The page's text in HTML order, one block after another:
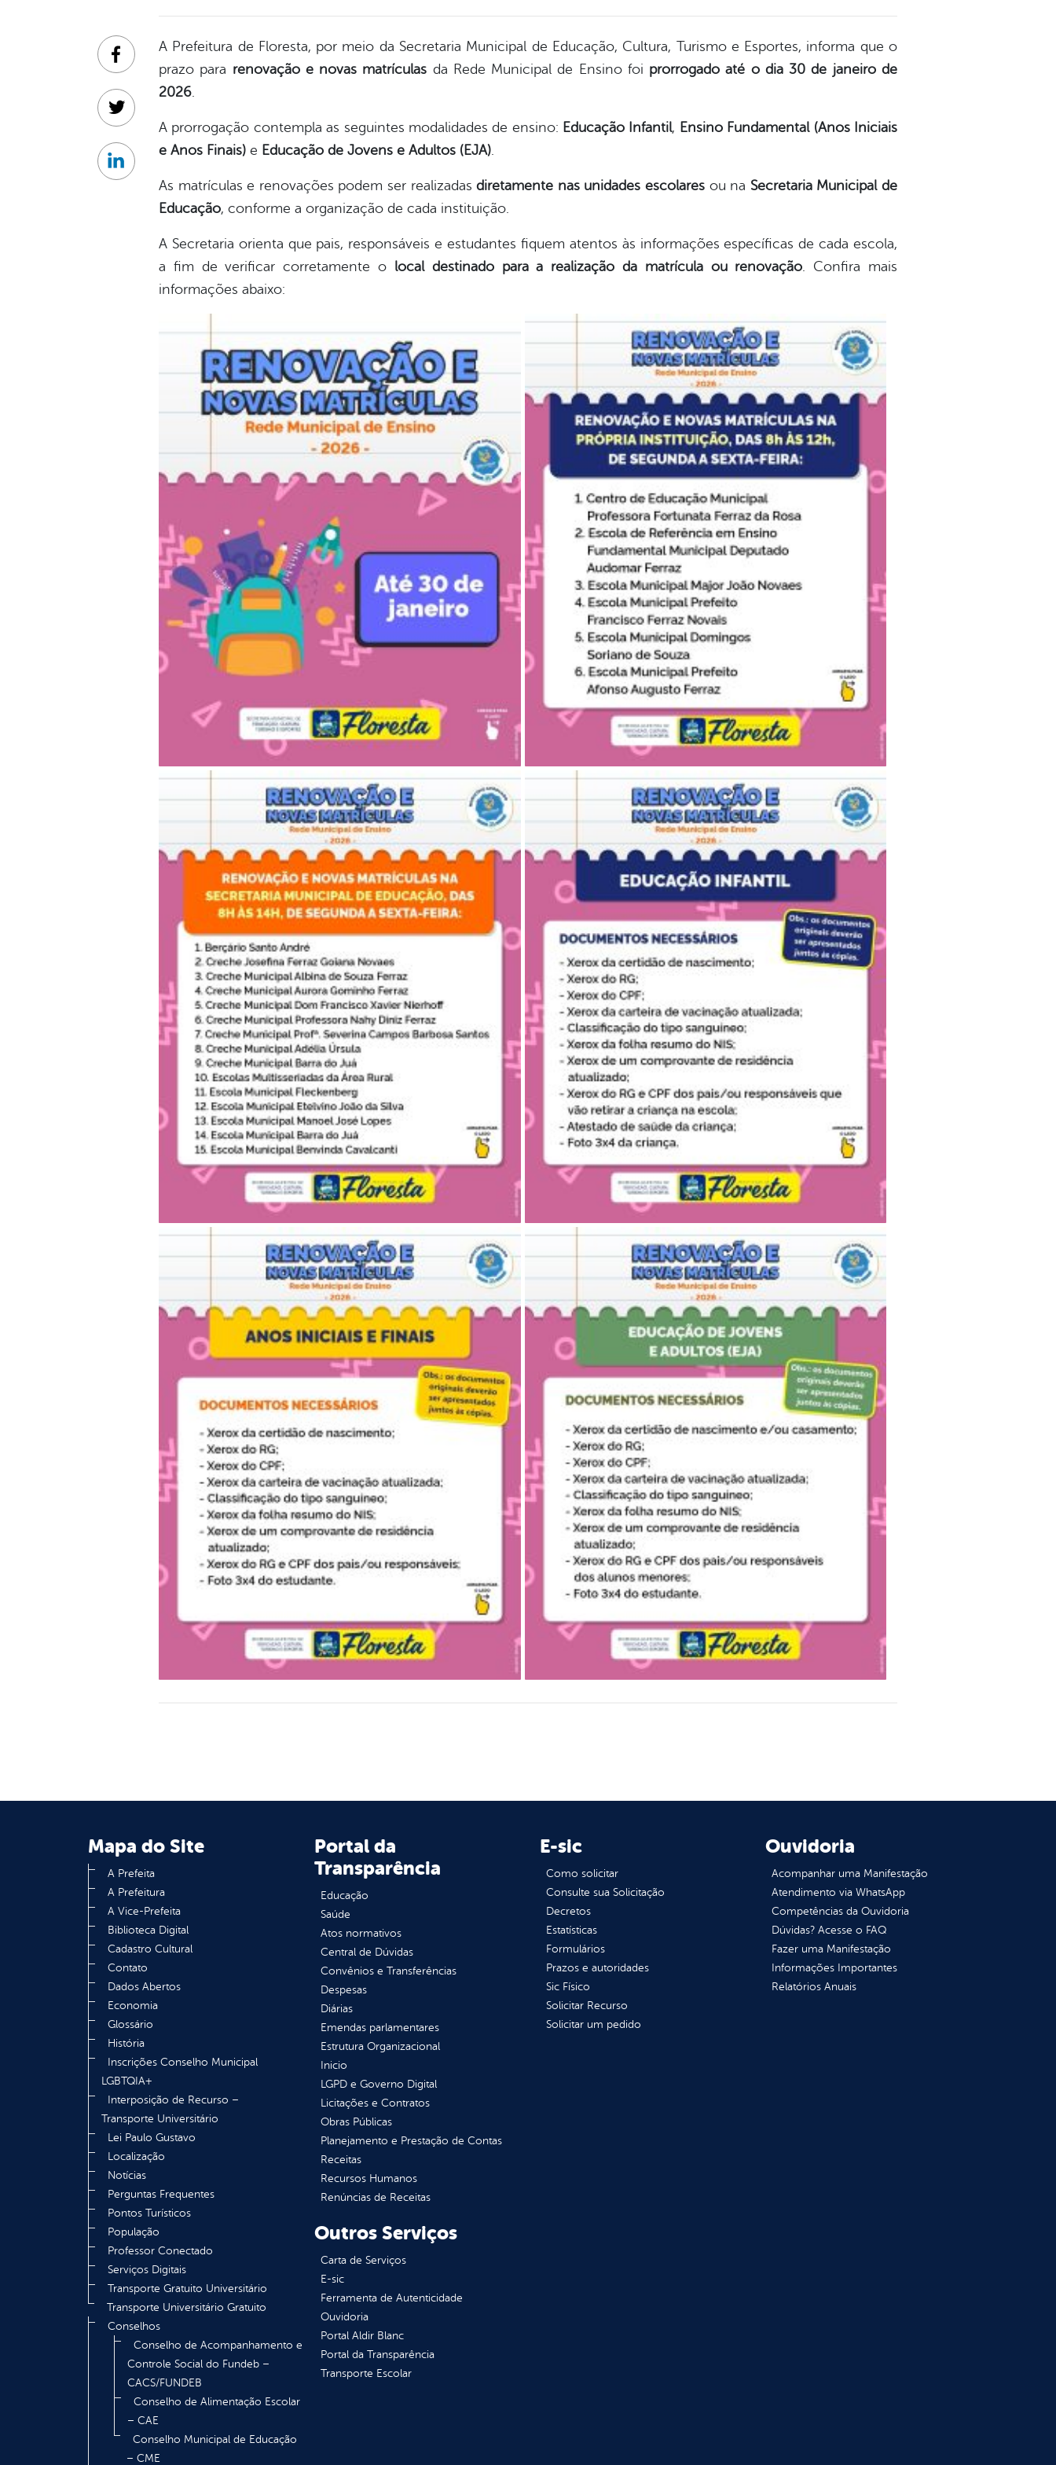
A Prefeitura de Floresta, por meio da Secretaria Municipal de Educação, Cultura, Turismo e Esportes, informa que o
prazo para renovação e novas matrículas da Rede Municipal de Ensino foi prorrogado até o dia 30 de janeiro de
2026.
A prorrogação contempla as seguintes modalidades de ensino: Educação Infantil, Ensino Fundamental (Anos Iniciais
e Anos Finais) e Educação de Jovens e Adultos (EJA).
As matrículas e renovações podem ser realizadasdiretamente nas unidades escolares ou na Secretaria Municipal de
Educação, conforme a organização de cada instituição.
A Secretaria orienta que pais, responsáveis e estudantes fiquem atentos às informações específicas de cada escola,
a fim de verificar corretamente o local destinado para a realização da matrícula ou renovação. Confira mais
informações abaixo:
Facebook
Twitter
Linkedin
Mapa do Site
A Prefeita
A Prefeitura
A Vice-Prefeita
Biblioteca Digital
Cadastro Cultural
Contato
Dados Abertos
Economia
Glossário
História
Inscrições Conselho Municipal
LGBTQIA+
Interposição de Recurso –
Transporte Universitário
Lei Paulo Gustavo
Localização
Notícias
Perguntas Frequentes
Pontos Turísticos
População
Professor Conectado
Serviços Digitais
Transporte Gratuito Universitário
Transporte Universitário Gratuito
Conselhos
Conselho de Acompanhamento e
Controle Social do Fundeb –
CACS/FUNDEB
Conselho de Alimentação Escolar
– CAE
Conselho Municipal de Educação
– CME
Portal da
Transparência
Educação
Saúde
Atos normativos
Central de Dúvidas
Convênios e Transferências
Despesas
Diárias
Emendas parlamentares
Estrutura Organizacional
Inicio
LGPD e Governo Digital
Licitações e Contratos
Obras Públicas
Planejamento e Prestação de Contas
Receitas
Recursos Humanos
Renúncias de Receitas
E-sic
Como solicitar
Consulte sua Solicitação
Decretos
Estatísticas
Formulários
Prazos e autoridades
Sic Físico
Solicitar Recurso
Solicitar um pedido
Ouvidoria
Acompanhar uma Manifestação
Atendimento via WhatsApp
Competências da Ouvidoria
Dúvidas? Acesse o FAQ
Fazer uma Manifestação
Informações Importantes
Relatórios Anuais
Outros Serviços
Carta de Serviços
E-sic
Ferramenta de Autenticidade
Ouvidoria
Portal Aldir Blanc
Portal da Transparência
Transporte Escolar